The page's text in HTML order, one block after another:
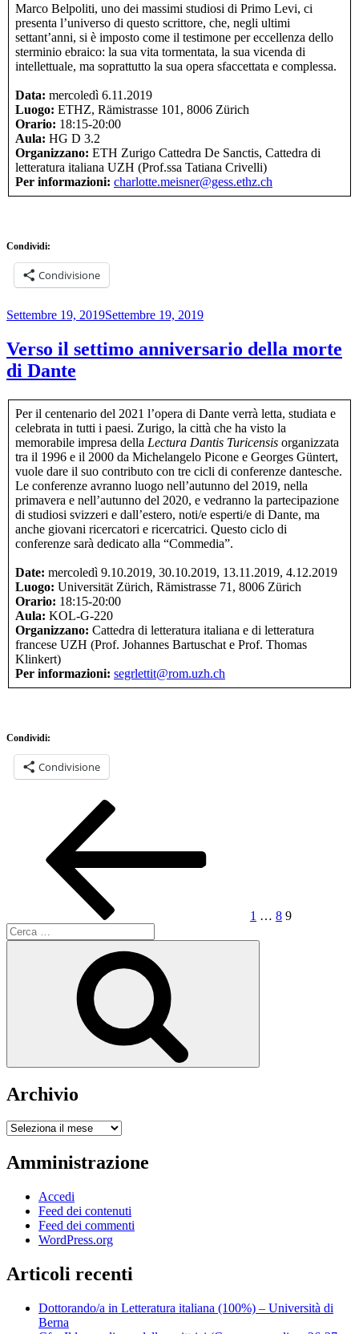
Marco Belpoliti, uno dei massimi studiosi di Primo Levi, ci
presenta l’universo di questo scrittore, che, negli ultimi
settant’anni, si è imposto come il testimone per eccellenza dello
sterminio ebraico: la sua vita tormentata, la sua vicenda di
intellettuale, ma soprattutto la sua opera sfaccettata e complessa.
Data: mercoledì 6.11.2019
Luogo: ETHZ, Rämistrasse 101, 8006 Zürich
Orario: 18:15-20:00
Aula: HG D 3.2
Organizzano: ETH Zurigo Cattedra De Sanctis, Cattedra di
letteratura italiana UZH (Prof.ssa Tatiana Crivelli)
Per informazioni: charlotte.meisner@gess.ethz.ch
Condividi:
Condivisione
Pubblicato
Settembre 19, 2019Settembre 19, 2019
Verso il settimo anniversario della morte
di Dante
Per il centenario del 2021 l’opera di Dante verrà letta, studiata e
celebrata in tutti i paesi. Zurigo, la città che ha visto la
memorabile impresa della Lectura Dantis Turicensis organizzata
tra il 1996 e il 2000 da Michelangelo Picone e Georges Güntert,
vuole dare il suo contributo con tre cicli di conferenze dantesche.
Le conferenze avranno luogo nell’autunno del 2019, nella
primavera e nell’autunno del 2020, e vedranno la partecipazione
di studiosi svizzeri e dall’estero, noti/e esperti/e di Dante, ma
anche giovani ricercatori e ricercatrici. Questo ciclo di
conferenze sarà dedicato alla “Commedia”.
Date: mercoledì 9.10.2019, 30.10.2019, 13.11.2019, 4.12.2019
Luogo: Universität Zürich, Rämistrasse 71, 8006 Zürich
Orario: 18:15-20:00
Aula: KOL-G-220
Organizzano: Cattedra di letteratura italiana e di letteratura
francese UZH (Prof. Johannes Bartuschat e Prof. Thomas
Klinkert)
Per informazioni: segrlettit@rom.uzh.ch
Condividi:
Condivisione
Paginazione
articoli
1 … 8 9
Cerca:
Archivio
Archivio
Amministrazione
Accedi
Feed dei contenuti
Feed dei commenti
WordPress.org
Articoli recenti
Dottorando/a in Letteratura italiana (100%) – Università di
Berna